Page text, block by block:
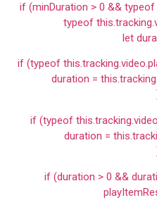
if (minDuration > 0 && typeof
typeof
let
if (typeof
duration =
if (typeof
duration =
if (duration > 0 &&